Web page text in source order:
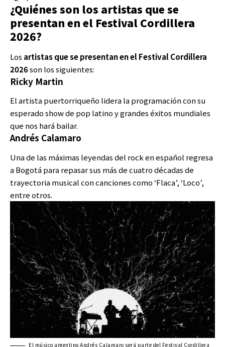
¿Quiénes son los artistas que se
presentan en el Festival Cordillera
2026?
Los artistas que se presentan en el Festival Cordillera
2026son los siguientes:
Ricky Martin
El artista puertorriqueño lidera la programación con su
esperado show de pop latino y grandes éxitos mundiales
que nos hará bailar.
Andrés Calamaro
Una de las máximas leyendas del rock en español regresa
a Bogotá para repasar sus más de cuatro décadas de
trayectoria musical con canciones como ‘Flaca’, ‘Loco’,
entre otros.
El músico argentino Andrés Calamaro será parte del Festival Cordillera